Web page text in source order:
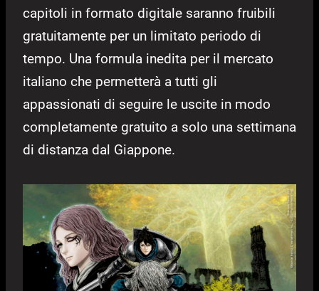
capitoli in formato digitale saranno fruibili
gratuitamente per un limitato periodo di
tempo. Una formula inedita per il mercato
italiano che permetterà a tutti gli
appassionati di seguire le uscite in modo
completamente gratuito a solo una settimana
di distanza dal Giappone.